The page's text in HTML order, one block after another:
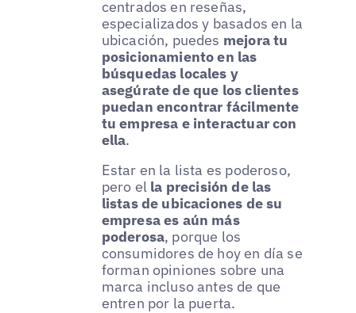
centrados en reseñas,
especializados y basados en la
ubicación, puedes mejora tu
posicionamiento en las
búsquedas locales y
asegúrate de que los clientes
puedan encontrar fácilmente
tu empresa e interactuar con
ella.
Estar en la lista es poderoso,
pero el la precisión de las
listas de ubicaciones de su
empresa es aún más
poderosa, porque los
consumidores de hoy en día se
forman opiniones sobre una
marca incluso antes de que
entren por la puerta.